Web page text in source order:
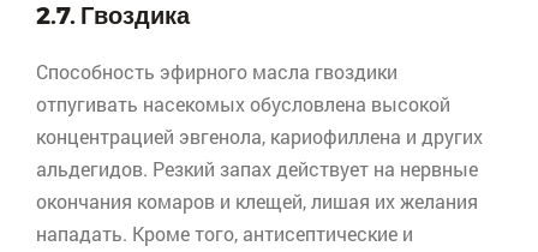
2.7. Гвоздика
Способность эфирного масла гвоздики
отпугивать насекомых обусловлена высокой
концентрацией эвгенола, кариофиллена и других
альдегидов. Резкий запах действует на нервные
окончания комаров и клещей, лишая их желания
нападать. Кроме того, антисептические и